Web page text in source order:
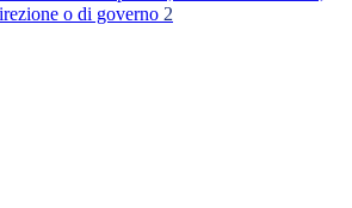
o di governo 2